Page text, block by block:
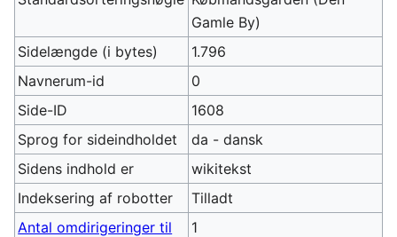
Gamle By)
Sidelængde (i bytes)
1.796
Navnerum-id
0
Side-ID
1608
Sprog for sideindholdet
da - dansk
Sidens indhold er
wikitekst
Indeksering af robotter
Tilladt
Antal omdirigeringer til
1